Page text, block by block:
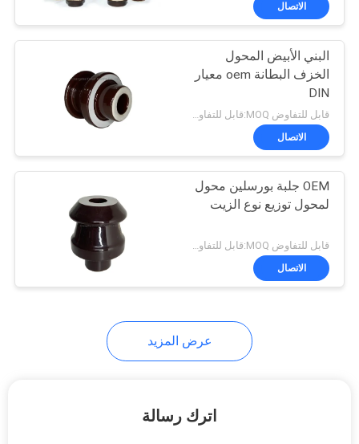
عازل بورسلين من نوع
الدبوس
19
مانع الصواعق عازل
16
البورسلين
الاتصال
البني الأبيض المحول
الخزف البطانة oem معيار
DIN
قابل للتفاوض MOQ:قابل للتفاوض
الاتصال
OEM جلبة بورسلين محول
لمحول توزيع نوع الزيت
الاتصال
عرض المزيد
اترك رسالة